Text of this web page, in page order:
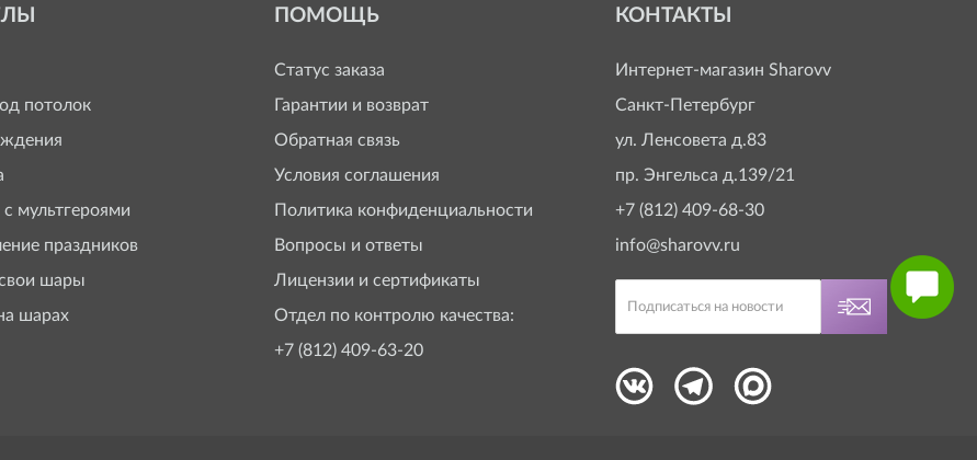
потолок
мультгероями
праздников
шары
шарах
ПОМОЩЬ
Статус заказа
Гарантии и возврат
Обратная связь
Условия соглашения
Политика конфиденциальности
Вопросы и ответы
Лицензии и сертификаты
Отдел по контролю качества:
+7 (812) 409-63-20
КОНТАКТЫ
Интернет-магазин Sharovv
Санкт-Петербург
ул. Ленсовета д.83
пр. Энгельса д.139/21
+7 (812) 409-68-30
info@sharovv.ru